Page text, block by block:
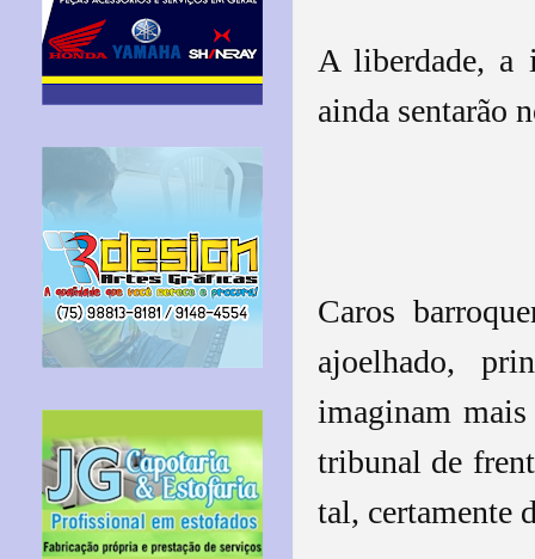
A liberdade, a
ainda sentarão
Caros
ajoelhado,
imaginam
tribunal de
tal, certamente